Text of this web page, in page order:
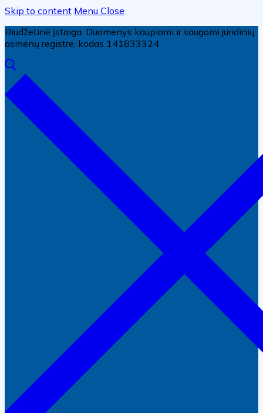
Skip to content Menu Close
Biudžetinė įstaiga. Duomenys kaupiami ir saugomi juridinių
asmenų registre, kodas 141833324